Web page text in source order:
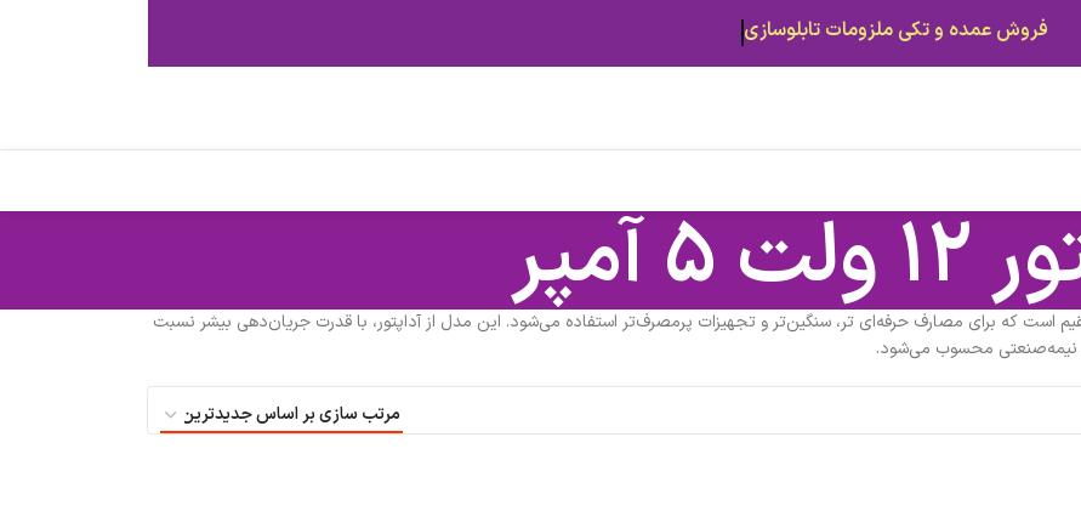
5 آمپر
است که برای مصارف حرفه‌ای تر، سنگین‌تر و تجهیزات پرمصرف‌تر استفاده می‌شود. این مدل از آداپتور، با قدرت جریان‌دهی بیشر نسبت
نیمه‌صنعتی محسوب می‌شود.
فروش عمده و تکی ملزومات تابلوسازی